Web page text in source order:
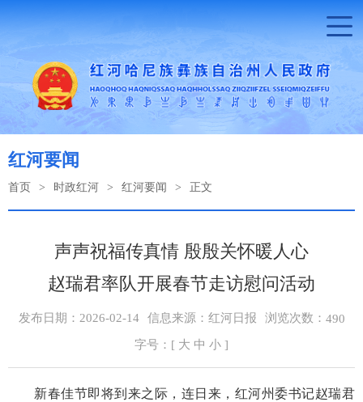
红河要闻
首页 > 时政红河 > 红河要闻 > 正文
声声祝福传真情 殷殷关怀暖人心
赵瑞君率队开展春节走访慰问活动
发布日期：2026-02-14 信息来源：红河日报 浏览次数： 490
字号：[ 大 中 小 ]
新春佳节即将到来之际，连日来，红河州委书记赵瑞君